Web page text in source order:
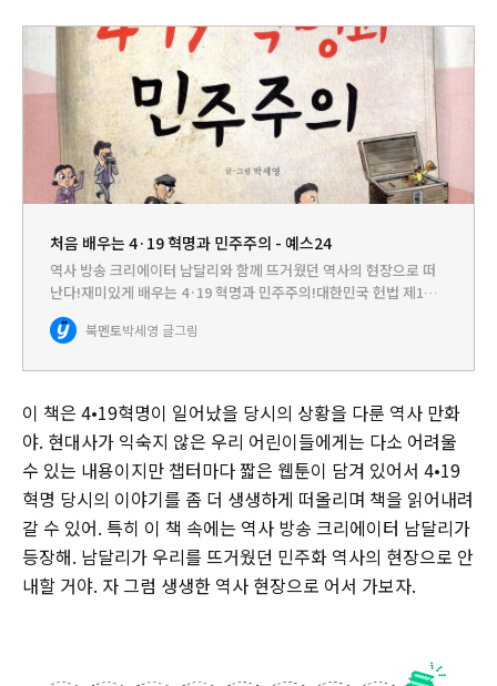
처음 배우는 4·19 혁명과 민주주의 - 예스24
역사 방송 크리에이터 남달리와 함께 뜨거웠던 역사의 현장으로 떠
난다!재미있게 배우는 4·19 혁명과 민주주의!대한민국 헌법 제1조
에는 “대한민국은 민주 공화국이다. 대한민국의 주권은 국민에게 있
고, 모든 권력은 국민으로부터 나온다.”라고 되어 있다. 한국 현대…
북멘토박세영 글그림
이 책은 4•19혁명이 일어났을 당시의 상황을 다룬 역사 만화
야. 현대사가 익숙지 않은 우리 어린이들에게는 다소 어려울
수 있는 내용이지만 챕터마다 짧은 웹툰이 담겨 있어서 4•19
혁명 당시의 이야기를 좀 더 생생하게 떠올리며 책을 읽어내려
갈 수 있어. 특히 이 책 속에는 역사 방송 크리에이터 남달리가
등장해. 남달리가 우리를 뜨거웠던 민주화 역사의 현장으로 안
내할 거야. 자 그럼 생생한 역사 현장으로 어서 가보자.